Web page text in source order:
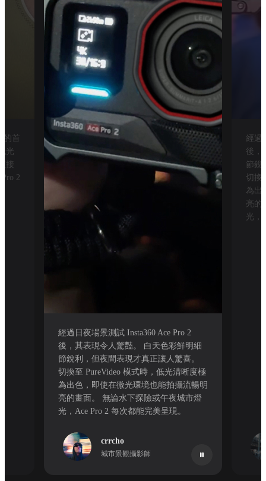
的首
光
接
2
經過日夜場景測試 Insta360 Ace Pro 2
後，其表現令人驚豔。 白天色彩鮮明細
節銳利，但夜間表現才真正讓人驚喜。
切換至 PureVideo 模式時，低光清晰度極
為出色，即使在微光環境也能拍攝流暢明
亮的畫面。 無論水下探險或午夜城市燈
光，Ace Pro 2 每次都能完美呈現。
crrcho
城市景觀攝影師
經過
後，
節銳
切換
為出
亮的
光，